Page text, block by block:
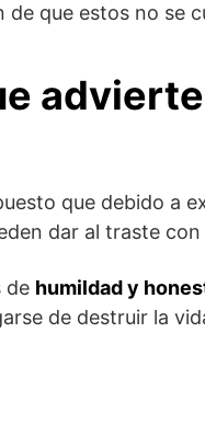
que estos no se
que debido a
dar al traste con
de humildad y
de destruir la